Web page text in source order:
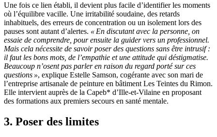
Une fois ce lien établi, il devient plus facile d’identifier les moments
où l’équilibre vacille. Une irritabilité soudaine, des retards
inhabituels, des erreurs de concentration ou un isolement lors des
pauses sont autant d’alertes. « En discutant avec la personne, on
essaie de comprendre, pour ensuite la guider vers un professionnel.
Mais cela nécessite de savoir poser des questions sans être intrusif :
il faut les bons mots, de l’empathie et une attitude qui déstigmatise.
Beaucoup n’osent pas parler en raison du regard porté sur ces
questions », explique Estelle Samson, cogérante avec son mari de
l’entreprise artisanale de peinture en bâtiment Les Teintes du Rimon.
Elle intervient auprès de la Capeb* d’Ille-et-Vilaine en proposant
des formations aux premiers secours en santé mentale.
3. Poser des limites